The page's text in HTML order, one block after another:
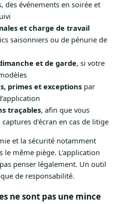
des événements en soirée et
et charge de travail
saisonniers ou de pénurie de
et de garde, si votre
primes et exceptions par
traçables, afin que vous
d'écran en cas de litige
et la sécurité notamment
même piège. L’application
penser légalement. Un outil
de responsabilité.
ne sont pas une mince